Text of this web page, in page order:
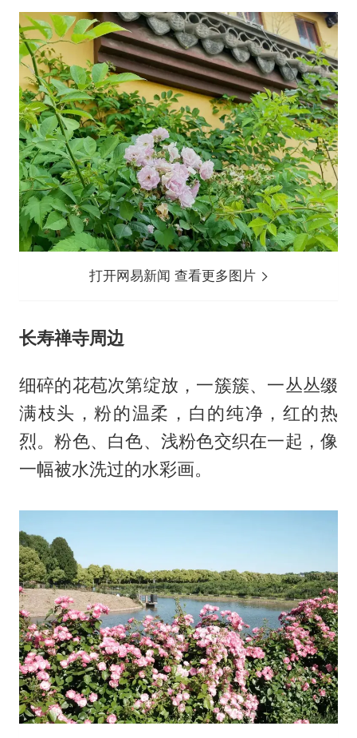
打开网易新闻 查看更多图片
长寿禅寺周边
细碎的花苞次第绽放，一簇簇、一丛丛缀
满枝头，粉的温柔，白的纯净，红的热
烈。粉色、白色、浅粉色交织在一起，像
一幅被水洗过的水彩画。